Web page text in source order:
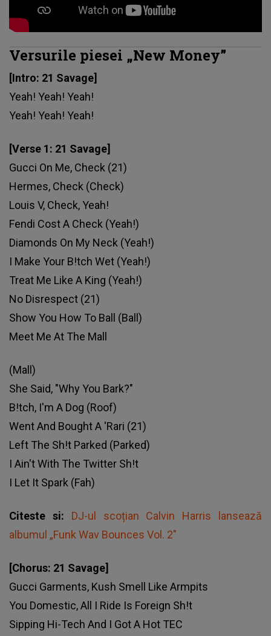
Versurile piesei „New Money”
[Intro: 21 Savage]
Yeah! Yeah! Yeah!
Yeah! Yeah! Yeah!
[Verse 1: 21 Savage]
Gucci On Me, Check (21)
Hermes, Check (Check)
Louis V, Check, Yeah!
Fendi Cost A Check (Yeah!)
Diamonds On My Neck (Yeah!)
I Make Your B!tch Wet (Yeah!)
Treat Me Like A King (Yeah!)
No Disrespect (21)
Show You How To Ball (Ball)
Meet Me At The Mall
(Mall)
She Said, "Why You Bark?"
B!tch, I'm A Dog (Roof)
Went And Bought A 'Rari (21)
Left The Sh!t Parked (Parked)
I Ain't With The Twitter Sh!t
I Let It Spark (Fah)
Citeste si: DJ-ul scoțian Calvin Harris lansează
albumul „Funk Wav Bounces Vol. 2"
[Chorus: 21 Savage]
Gucci Garments, Kush Smell Like Armpits
You Domеstic, All I Ride Is Foreign Sh!t
Sipping Hi-Tech And I Got A Hot TEC